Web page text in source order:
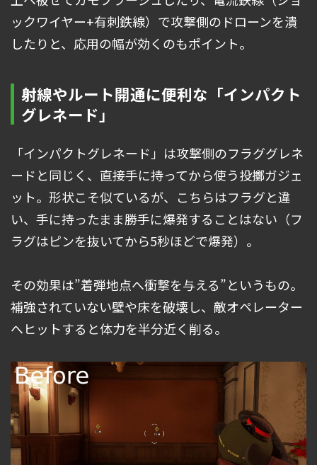
ックワイヤー+有刺鉄線）で攻撃側のドローンを潰
したりと、応用の幅が効くのもポイント。
射線やルート開通に便利な「インパクト
グレネード」
「インパクトグレネード」は攻撃側のフラググレネ
ードと同じく、直接手に持ってから使う投擲ガジェ
ット。形状こそ似ているが、こちらはフラグと違
い、手に持ったまま勝手に爆発することはない（フ
ラグはピンを抜いてから5秒ほどで爆発）。
その効果は”着弾地点へ衝撃を与える”というもの。
補強されていない壁や床を破壊し、敵オペレーター
へヒットすると体力を半分近く削る。